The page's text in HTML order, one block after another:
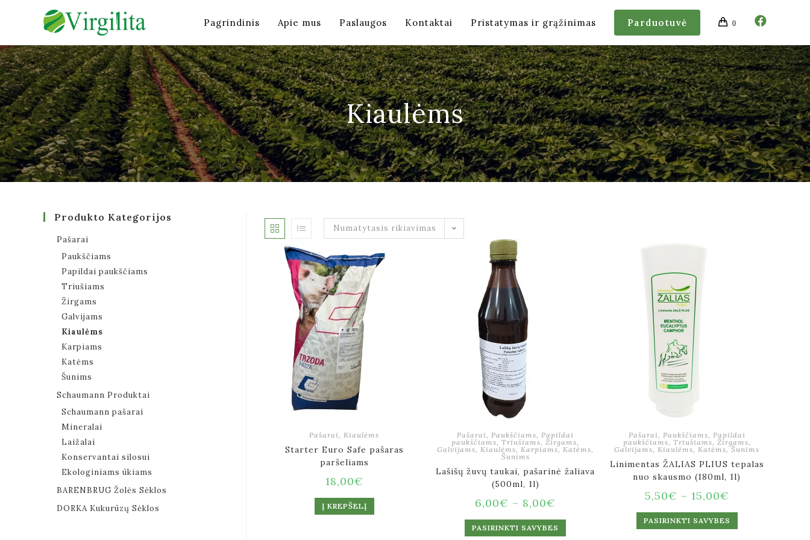
Pagrindinis Apie mus Paslaugos Kontaktai Pristatymas ir grąžinimas Parduotuvė 0
Kiaulėms
Numatytasis rikiavimas
Pašarai, Kiaulėms
Starter Euro Safe pašaras
paršeliams
18,00€
Į KREPŠELĮ
Pašarai, Paukščiams, Papildai
paukščiams,Triušiams,Žirgams,
Galvijams, Kiaulėms, Karpiams, Katėms,
Šunims
Lašišų žuvų taukai, pašarinė žaliava
(500ml, 1l)
6,00€ – 8,00€
PASIRINKTI SAVYBES
Pašarai, Paukščiams, Papildai
paukščiams, Triušiams, Žirgams,
Galvijams, Kiaulėms, Katėms,Šunims
Linimentas ŽALIAS PLIUS tepalas
nuo skausmo (180ml, 1l)
5,50€ – 15,00€
PASIRINKTI SAVYBES
Produkto Kategorijos
Pašarai
Paukščiams
Papildai paukščiams
Triušiams
Žirgams
Galvijams
Kiaulėms
Karpiams
Katėms
Šunims
Schaumann Produktai
Schaumann pašarai
Mineralai
Laižalai
Konservantai silosui
Ekologiniams ūkiams
BARENBRUG Žolės Sėklos
DORKA Kukurūzų Sėklos